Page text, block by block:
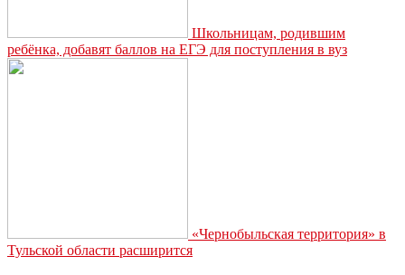
Школьницам, родившим
ребёнка, добавят баллов на ЕГЭ для поступления в вуз
«Чернобыльская территория» в
Тульской области расширится